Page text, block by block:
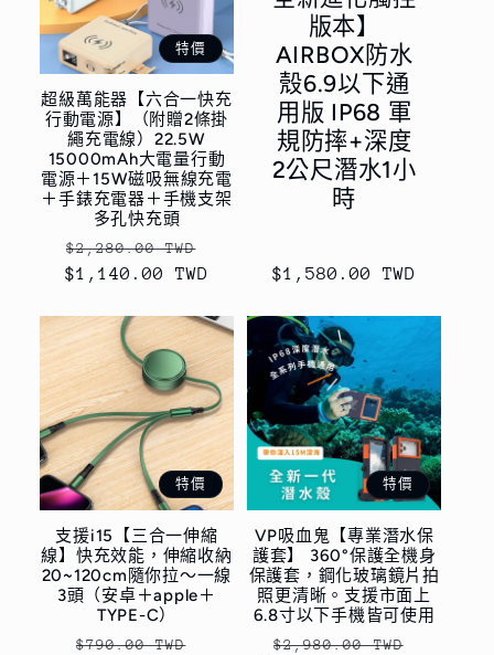
特價
超級萬能器【六合一快充
行動電源】（附贈2條掛
繩充電線）22.5W
15000mAh大電量行動
電源＋15W磁吸無線充電
＋手錶充電器＋手機支架
多孔快充頭
定
價
$2,280.00 TWD
$1,140.00 TWD
版本】
AIRBOX防水
殼6.9以下通
用版 IP68 軍
規防摔+深度
2公尺潛水1小
時
定
$1,580.00 TWD
特價
支援i15【三合一伸縮
線】快充效能，伸縮收納
20~120cm隨你拉～一線
3頭（安卓＋apple＋
TYPE-C）
定
$790.00 TWD
特價
VP吸血鬼【專業潛水保
護套】 360°保護全機身
保護套，鋼化玻璃鏡片拍
照更清晰。支援市面上
6.8寸以下手機皆可使用
定
$2,980.00 TWD